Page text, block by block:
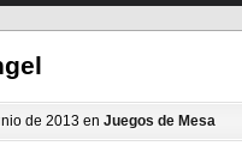
de 2013 en Juegos de Mesa